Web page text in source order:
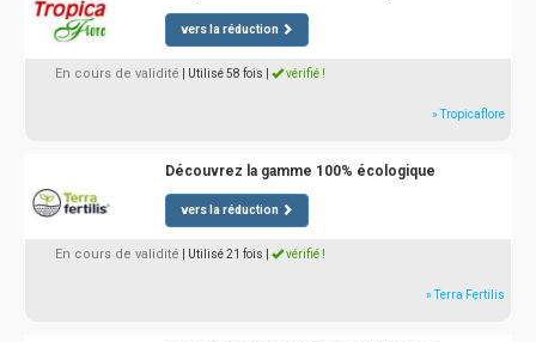
vers la réduction
En cours de validité | Utilisé 58 fois vérifié !
» Tropicaflore
Découvrez la gamme 100% écologique
vers la réduction
En cours de validité | Utilisé 21 fois vérifié !
» Terra Fertilis